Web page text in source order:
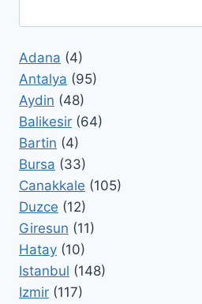
Adana (4)
Antalya (95)
Aydin (48)
Balikesir (64)
Bartin (4)
Bursa (33)
Canakkale (105)
Duzce (12)
Giresun (11)
Hatay (10)
Istanbul (148)
Izmir (117)